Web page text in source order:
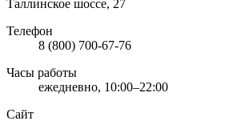
Таллинское шоссе, 27
Телефон
8 (800) 700-67-76
Часы работы
ежедневно, 10:00–22:00
Сайт